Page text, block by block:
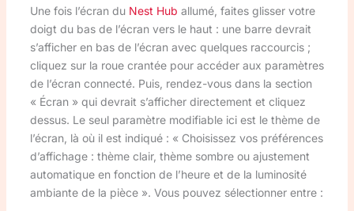
Une fois l’écran du Nest Hub allumé, faites glisser votre
doigt du bas de l’écran vers le haut : une barre devrait
s’afficher en bas de l’écran avec quelques raccourcis ;
cliquez sur la roue crantée pour accéder aux paramètres
de l’écran connecté. Puis, rendez-vous dans la section
« Écran » qui devrait s’afficher directement et cliquez
dessus. Le seul paramètre modifiable ici est le thème de
l’écran, là où il est indiqué : « Choisissez vos préférences
d’affichage : thème clair, thème sombre ou ajustement
automatique en fonction de l’heure et de la luminosité
ambiante de la pièce ». Vous pouvez sélectionner entre :